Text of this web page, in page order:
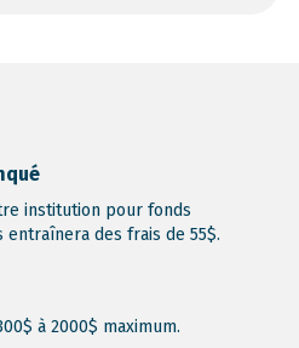
institution pour fonds
des frais de 55$.
à 2000$ maximum.